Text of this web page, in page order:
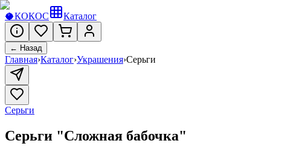
🥥КОКОС Каталог
← Назад
Главная›Каталог›Украшения›Серьги
Серьги
Серьги "Сложная бабочка"